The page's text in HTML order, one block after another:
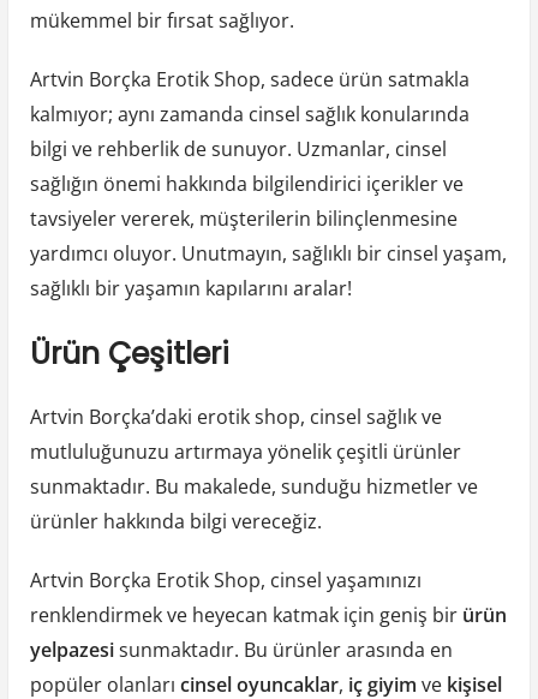
mükemmel bir fırsat sağlıyor.
Artvin Borçka Erotik Shop, sadece ürün satmakla
kalmıyor; aynı zamanda cinsel sağlık konularında
bilgi ve rehberlik de sunuyor. Uzmanlar, cinsel
sağlığın önemi hakkında bilgilendirici içerikler ve
tavsiyeler vererek, müşterilerin bilinçlenmesine
yardımcı oluyor. Unutmayın, sağlıklı bir cinsel yaşam,
sağlıklı bir yaşamın kapılarını aralar!
Ürün Çeşitleri
Artvin Borçka’daki erotik shop, cinsel sağlık ve
mutluluğunuzu artırmaya yönelik çeşitli ürünler
sunmaktadır. Bu makalede, sunduğu hizmetler ve
ürünler hakkında bilgi vereceğiz.
Artvin Borçka Erotik Shop, cinsel yaşamınızı
renklendirmek ve heyecan katmak için geniş bir ürün
yelpazesisunmaktadır. Bu ürünler arasında en
popüler olanları cinsel oyuncaklar, iç giyim ve kişisel